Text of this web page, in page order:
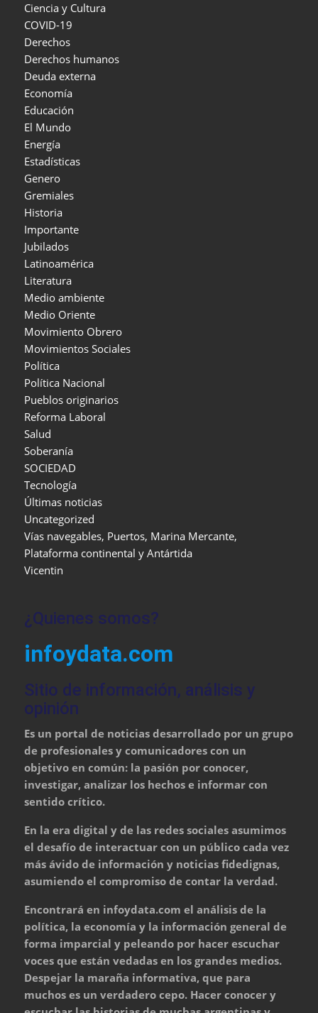
Ciencia y Cultura
COVID-19
Derechos
Derechos humanos
Deuda externa
Economía
Educación
El Mundo
Energía
Estadísticas
Genero
Gremiales
Historia
Importante
Jubilados
Latinoamérica
Literatura
Medio ambiente
Medio Oriente
Movimiento Obrero
Movimientos Sociales
Política
Política Nacional
Pueblos originarios
Reforma Laboral
Salud
Soberanía
SOCIEDAD
Tecnología
Últimas noticias
Uncategorized
Vías navegables, Puertos, Marina Mercante,
Plataforma continental y Antártida
Vicentin
¿Quienes somos?
infoydata.com
Sitio de información, análisis y
opinión
Es un portal de noticias desarrollado por un grupo
de profesionales y comunicadores con un
objetivo en común: la pasión por conocer,
investigar, analizar los hechos e informar con
sentido crítico.
En la era digital y de las redes sociales asumimos
el desafío de interactuar con un público cada vez
más ávido de información y noticias fidedignas,
asumiendo el compromiso de contar la verdad.
Encontrará en infoydata.com el análisis de la
política, la economía y la información general de
forma imparcial y peleando por hacer escuchar
voces que están vedadas en los grandes medios.
Despejar la maraña informativa, que para
muchos es un verdadero cepo. Hacer conocer y